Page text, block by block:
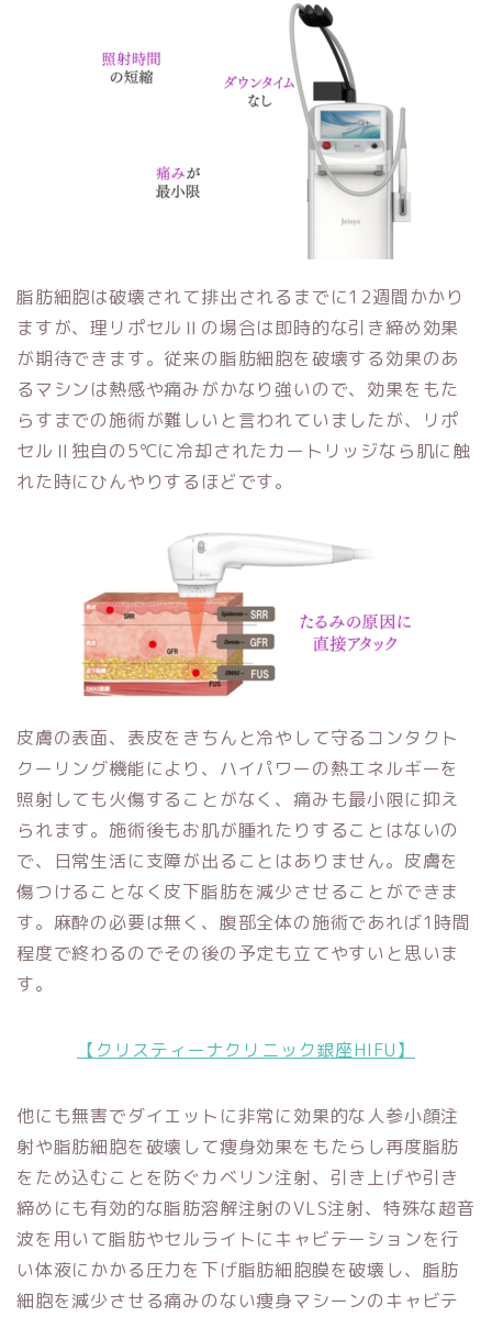
脂肪細胞は破壊されて排出されるまでに12週間かかり
ますが、理リポセルⅡの場合は即時的な引き締め効果
が期待できます。従来の脂肪細胞を破壊する効果のあ
るマシンは熱感や痛みがかなり強いので、効果をもた
らすまでの施術が難しいと言われていましたが、リポ
セルⅡ独自の5℃に冷却されたカートリッジなら肌に触
れた時にひんやりするほどです。
皮膚の表面、表皮をきちんと冷やして守るコンタクト
クーリング機能により、ハイパワーの熱エネルギーを
照射しても火傷することがなく、痛みも最小限に抑え
られます。施術後もお肌が腫れたりすることはないの
で、日常生活に支障が出ることはありません。皮膚を
傷つけることなく皮下脂肪を減少させることができま
す。麻酔の必要は無く、腹部全体の施術であれば1時間
程度で終わるのでその後の予定も立てやすいと思いま
す。
【クリスティーナクリニック銀座HIFU】
他にも無害でダイエットに非常に効果的な人参小顔注
射や脂肪細胞を破壊して痩身効果をもたらし再度脂肪
をため込むことを防ぐカベリン注射、引き上げや引き
締めにも有効的な脂肪溶解注射のVLS注射、特殊な超音
波を用いて脂肪やセルライトにキャビテーションを行
い体液にかかる圧力を下げ脂肪細胞膜を破壊し、脂肪
細胞を減少させる痛みのない痩身マシーンのキャビテ